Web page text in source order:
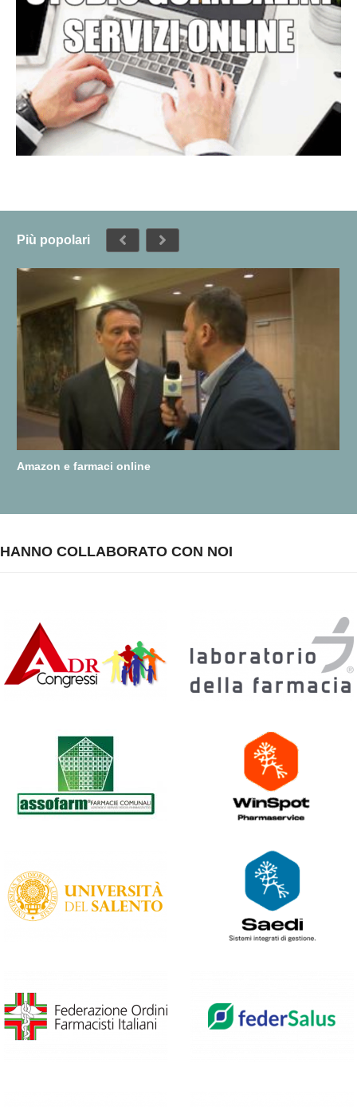
Più popolari
Amazon e farmaci online
HANNO COLLABORATO CON NOI